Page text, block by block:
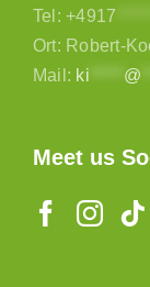
Tel:+4917
Ort: Robert-
Mail: ki @
Meet us